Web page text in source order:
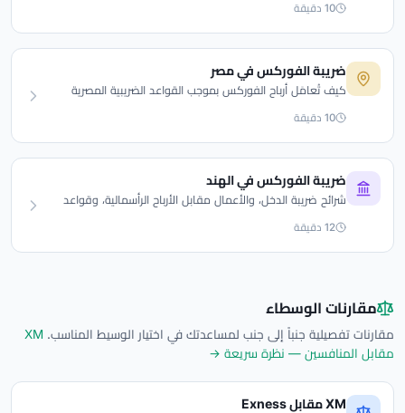
10 دقيقة
ضريبة الفوركس في مصر
كيف تُعامَل أرباح الفوركس بموجب القواعد الضريبية المصرية
10 دقيقة
ضريبة الفوركس في الهند
شرائح ضريبة الدخل، والأعمال مقابل الأرباح الرأسمالية، وقواعد
12 دقيقة
مقارنات الوسطاء
مقارنات تفصيلية جنباً إلى جنب لمساعدتك في اختيار الوسيط المناسب. XM
مقابل المنافسين — نظرة سريعة →
XM مقابل Exness